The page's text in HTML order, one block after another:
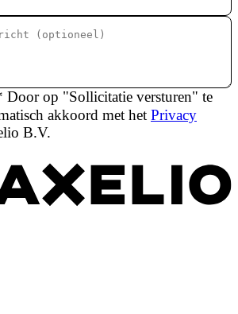
Door op "Sollicitatie versturen" te
akkoord met het Privacy
B.V.